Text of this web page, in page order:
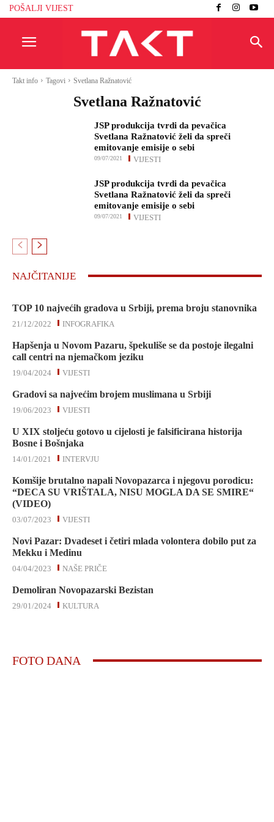
POŠALJI VIJEST
Takt info Tagovi Svetlana Ražnatović
Svetlana Ražnatović
JSP produkcija tvrdi da pevačica
Svetlana Ražnatović želi da spreči
emitovanje emisije o sebi
VIJESTI
09/07/2021
JSP produkcija tvrdi da pevačica
Svetlana Ražnatović želi da spreči
emitovanje emisije o sebi
VIJESTI
09/07/2021
NAJČITANIJE
TOP 10 najvećih gradova u Srbiji, prema broju stanovnika
INFOGRAFIKA
21/12/2022
Hapšenja u Novom Pazaru, špekuliše se da postoje ilegalni
call centri na njemačkom jeziku
VIJESTI
19/04/2024
Gradovi sa najvećim brojem muslimana u Srbiji
VIJESTI
19/06/2023
U XIX stoljeću gotovo u cijelosti je falsificirana historija
Bosne i Bošnjaka
INTERVJU
14/01/2021
Komšije brutalno napali Novopazarca i njegovu porodicu:
“DECA SU VRIŠTALA, NISU MOGLA DA SE SMIRE“
(VIDEO)
VIJESTI
03/07/2023
Novi Pazar: Dvadeset i četiri mlada volontera dobilo put za
Mekku i Medinu
NAŠE PRIČE
04/04/2023
Demoliran Novopazarski Bezistan
KULTURA
29/01/2024
FOTO DANA